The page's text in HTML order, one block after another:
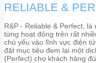
RELIABLE &
R&P - Reliable & Perfect, là
từng hoạt động trên rất
chủ yếu vào lĩnh vực điện
đặt mục tiêu đem lại một
(Perfect) cho khách hàng